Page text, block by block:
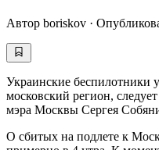
Автор boriskov ·
Украинские беспилотники
московский регион,
мэра Москвы Сергея
О сбитых на подлете к